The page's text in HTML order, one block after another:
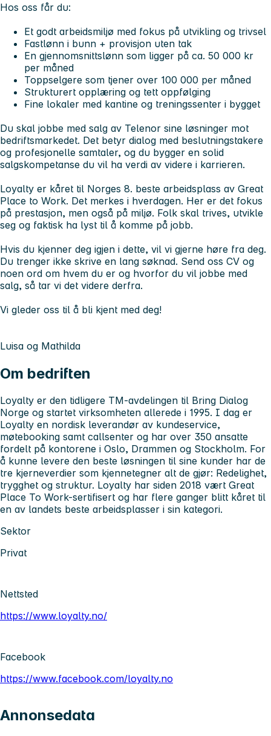
Hos oss får du:
Et godt arbeidsmiljø med fokus på utvikling og trivsel
Fastlønn i bunn + provisjon uten tak
En gjennomsnittslønn som ligger på ca. 50 000 kr
per måned
Toppselgere som tjener over 100 000 per måned
Strukturert opplæring og tett oppfølging
Fine lokaler med kantine og treningssenter i bygget
Du skal jobbe med salg av Telenor sine løsninger mot
bedriftsmarkedet. Det betyr dialog med beslutningstakere
og profesjonelle samtaler, og du bygger en solid
salgskompetanse du vil ha verdi av videre i karrieren.
Loyalty er kåret til Norges 8. beste arbeidsplass av Great
Place to Work. Det merkes i hverdagen. Her er det fokus
på prestasjon, men også på miljø. Folk skal trives, utvikle
seg og faktisk ha lyst til å komme på jobb.
Hvis du kjenner deg igjen i dette, vil vi gjerne høre fra deg.
Du trenger ikke skrive en lang søknad. Send oss CV og
noen ord om hvem du er og hvorfor du vil jobbe med
salg, så tar vi det videre derfra.
Vi gleder oss til å bli kjent med deg!
Luisa og Mathilda
Om bedriften
Loyalty er den tidligere TM-avdelingen til Bring Dialog
Norge og startet virksomheten allerede i 1995. I dag er
Loyalty en nordisk leverandør av kundeservice,
møtebooking samt callsenter og har over 350 ansatte
fordelt på kontorene i Oslo, Drammen og Stockholm. For
å kunne levere den beste løsningen til sine kunder har de
tre kjerneverdier som kjennetegner alt de gjør: Redelighet,
trygghet og struktur. Loyalty har siden 2018 vært Great
Place To Work-sertifisert og har flere ganger blitt kåret til
en av landets beste arbeidsplasser i sin kategori.
Sektor
Privat
Nettsted
https://www.loyalty.no/
Facebook
https://www.facebook.com/loyalty.no
Annonsedata